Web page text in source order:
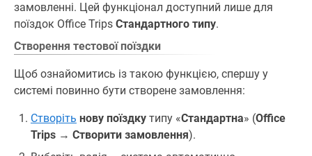
замовленні. Цей функціонал доступний лише для
поїздок Office Trips Стандартного типу.
Створення тестової поїздки
Щоб ознайомитись із такою функцією, спершу у
системі повинно бути створене замовлення:
Створіть нову поїздку типу «Стандартна» (Office
Trips → Створити замовлення).